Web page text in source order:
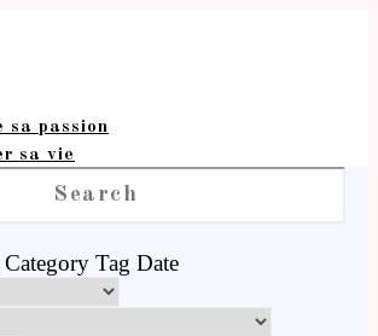
sa passion
sa vie
Category Tag Date